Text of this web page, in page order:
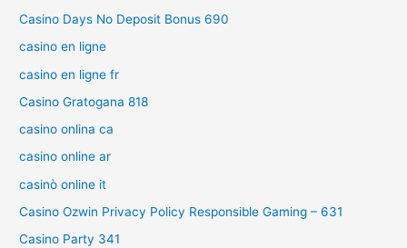
Casino Days No Deposit Bonus 690
casino en ligne
casino en ligne fr
Casino Gratogana 818
casino onlina ca
casino online ar
casinò online it
Casino Ozwin Privacy Policy Responsible Gaming – 631
Casino Party 341